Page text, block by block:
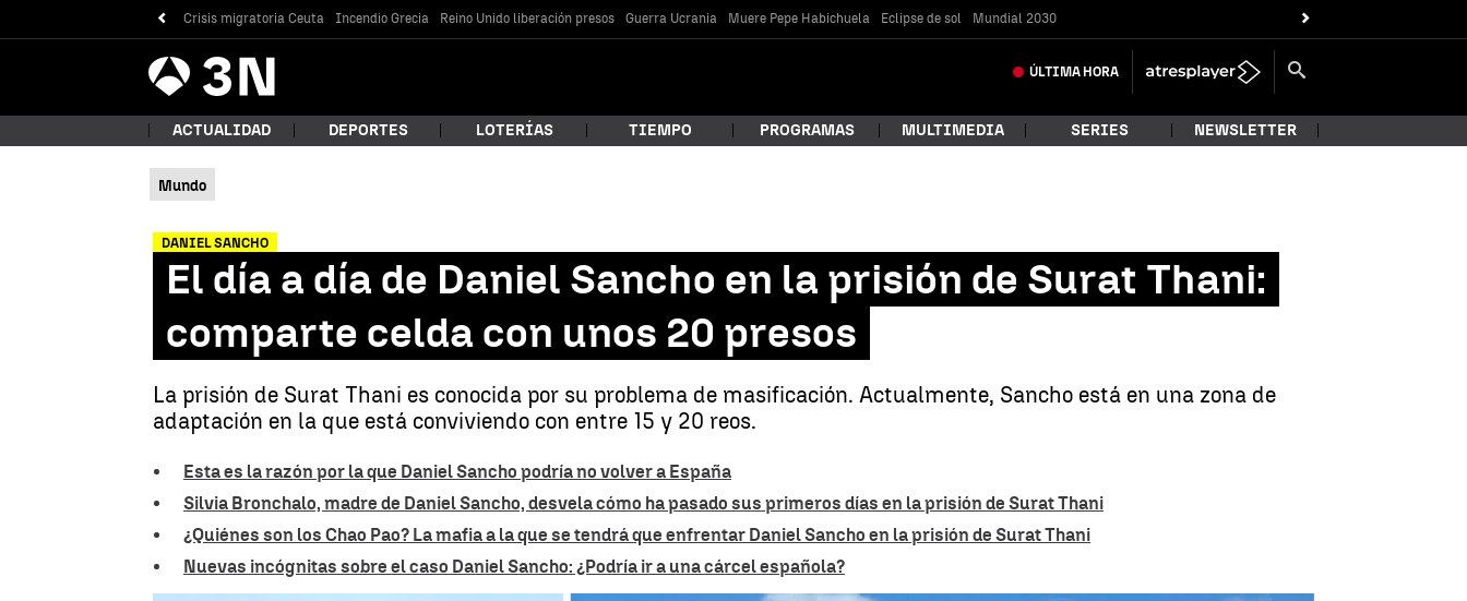
Crisis migratoria Ceuta Incendio Grecia Reino Unido liberación presos Guerra Ucrania Muere Pepe Habichuela Eclipse de sol Mundial 2030
Antena
3 Noticias ÚLTIMA HORA
¿Qué estás buscando?
Buscar
ACTUALIDAD DEPORTES LOTERÍAS TIEMPO PROGRAMAS MULTIMEDIA SERIES NEWSLETTER
Mundo
DANIEL SANCHO
El día a día de Daniel Sancho en la prisión de Surat Thani:
comparte celda con unos 20 presos
La prisión de Surat Thani es conocida por su problema de masificación. Actualmente, Sancho está en una zona de
adaptación en la que está conviviendo con entre 15 y 20 reos.
Esta es la razón por la que Daniel Sancho podría no volver a España
Silvia Bronchalo, madre de Daniel Sancho, desvela cómo ha pasado sus primeros días en la prisión de Surat Thani
¿Quiénes son los Chao Pao? La mafia a la que se tendrá que enfrentar Daniel Sancho en la prisión de Surat Thani
Nuevas incógnitas sobre el caso Daniel Sancho: ¿Podría ir a una cárcel española?